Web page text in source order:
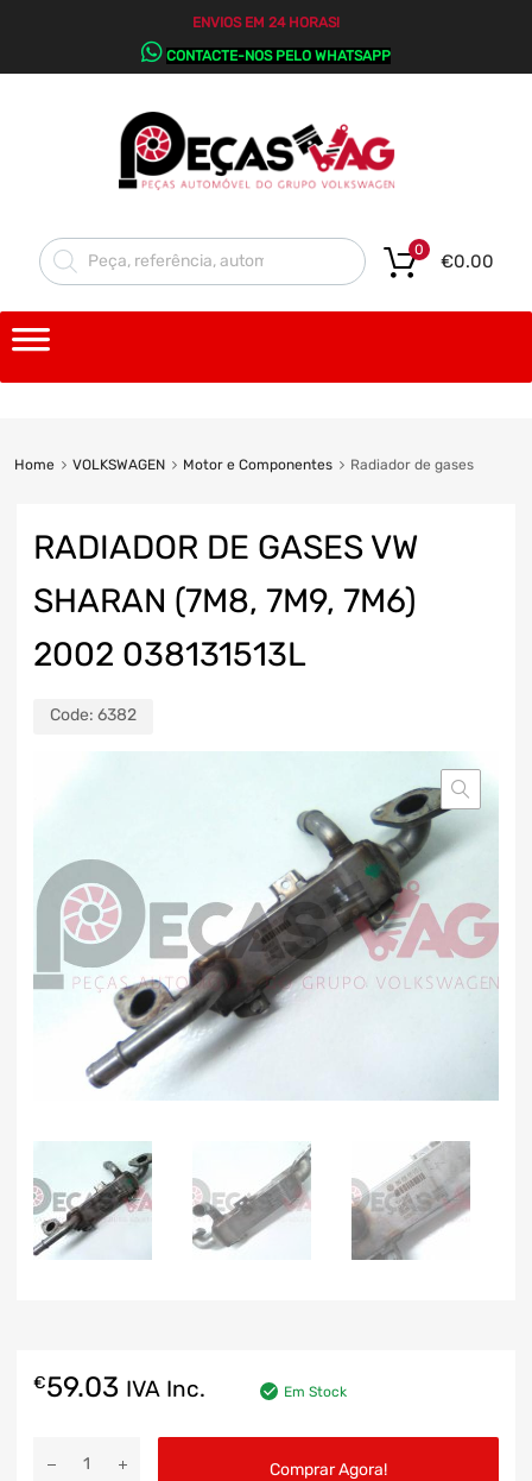
ENVIOS EM 24 HORAS!
CONTACTE-NOS PELO WHATSAPP
€0.00
0
Home VOLKSWAGEN Motor e Componentes Radiador de gases
RADIADOR DE GASES VW
SHARAN (7M8, 7M9, 7M6)
2002 038131513L
Code: 6382
€59.03 IVA Inc. Em Stock
Comprar Agora!